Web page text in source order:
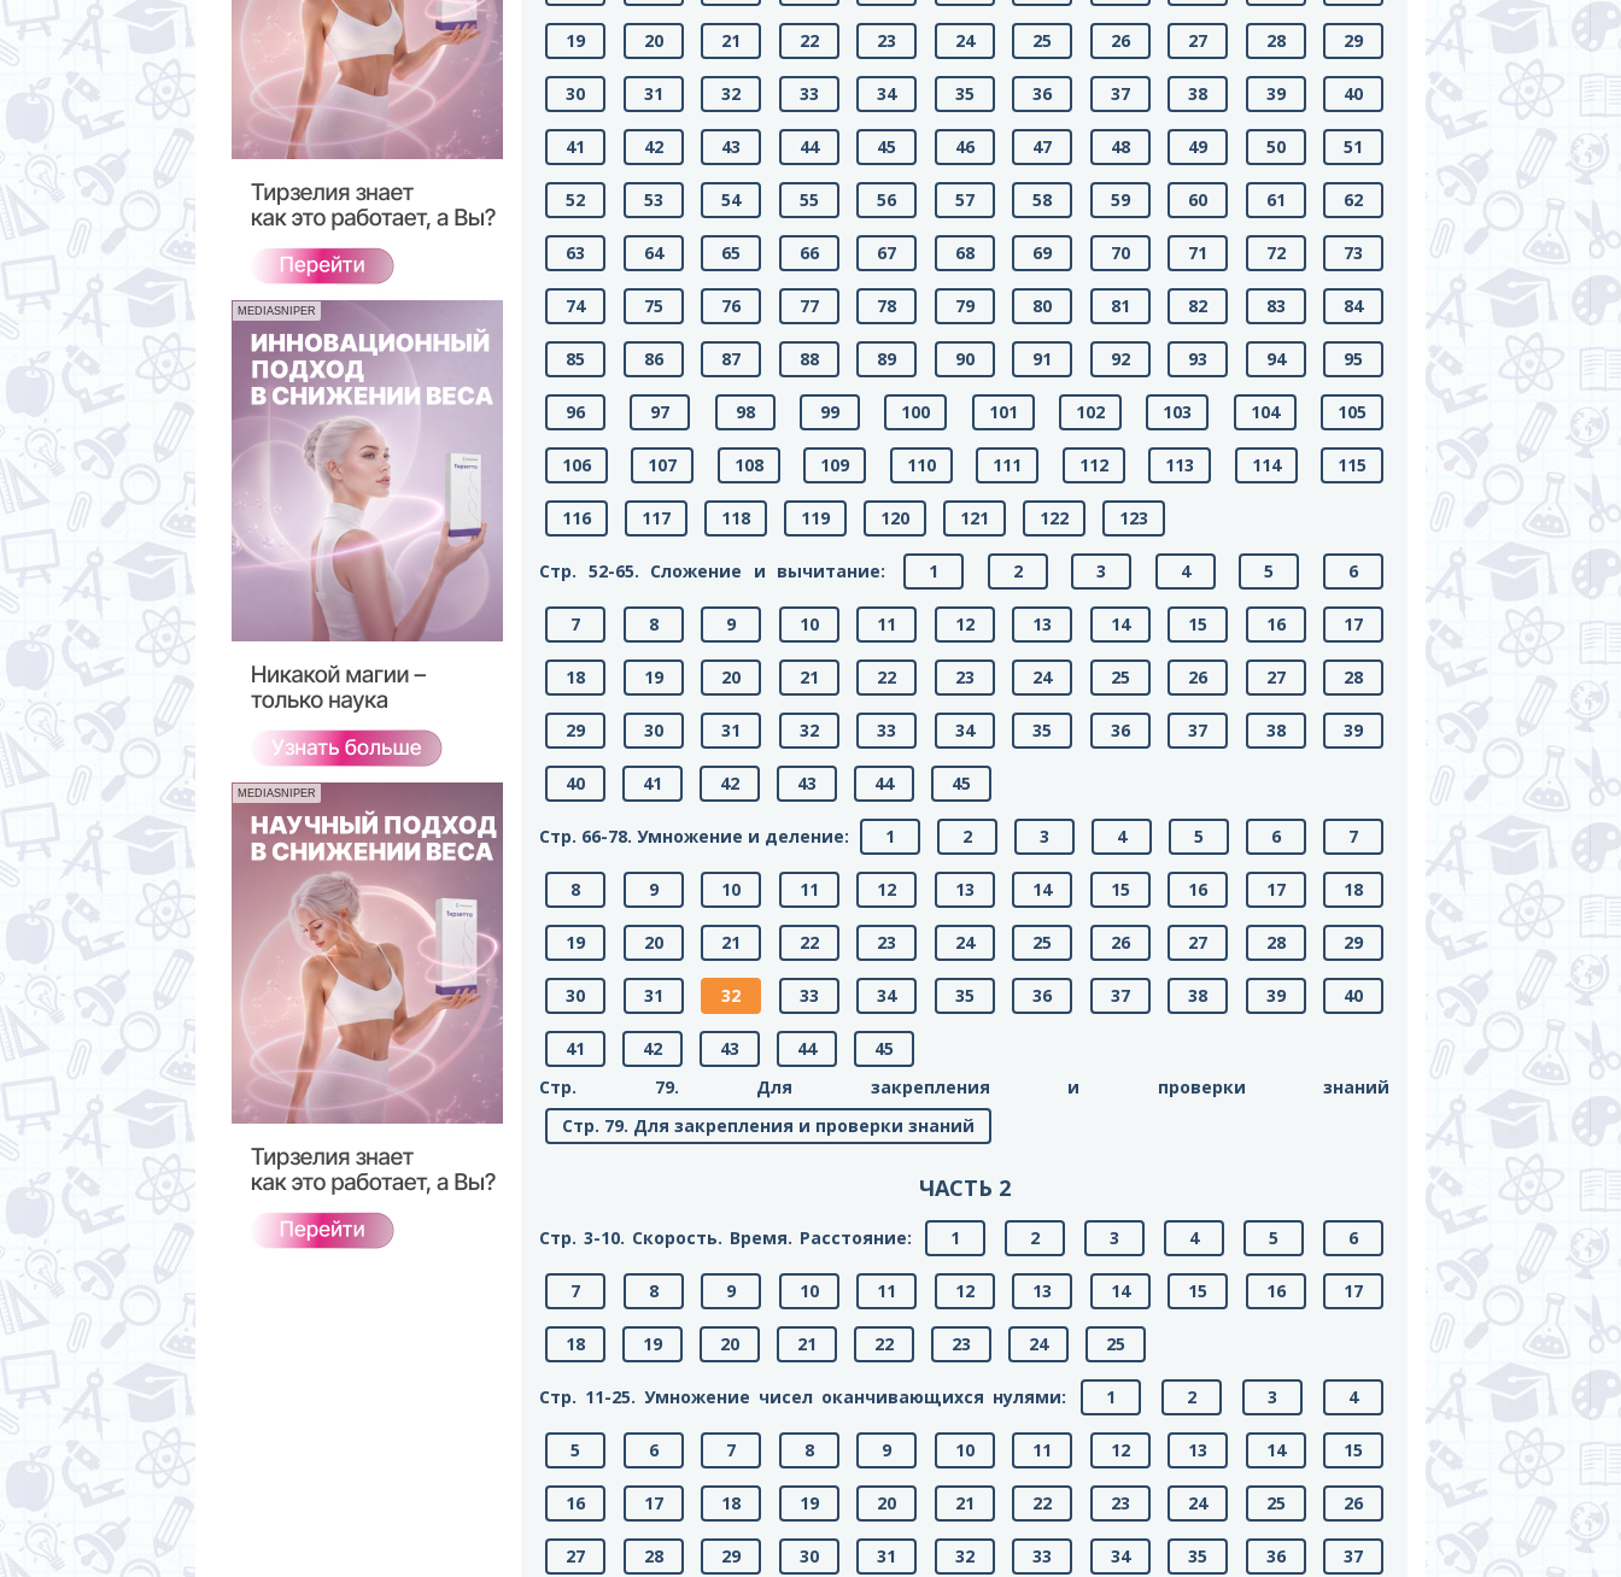
MEDIASNIPER
MEDIASNIPER
19 20 21 22 23 24 25 26 27 28 29
30 31 32 33 34 35 36 37 38 39 40
41 42 43 44 45 46 47 48 49 50 51
52 53 54 55 56 57 58 59 60 61 62
63 64 65 66 67 68 69 70 71 72 73
74 75 76 77 78 79 80 81 82 83 84
85 86 87 88 89 90 91 92 93 94 95
96 97 98 99 100 101 102 103 104 105
106 107 108 109 110 111 112 113 114 115
116 117 118 119 120 121 122 123
Стр. 52-65. Сложение и вычитание: 1 2 3 4 5 6
7 8 9 10 11 12 13 14 15 16 17
18 19 20 21 22 23 24 25 26 27 28
29 30 31 32 33 34 35 36 37 38 39
40 41 42 43 44 45
Стр. 66-78. Умножение и деление: 1 2 3 4 5 6 7
8 9 10 11 12 13 14 15 16 17 18
19 20 21 22 23 24 25 26 27 28 29
30 31 32 33 34 35 36 37 38 39 40
41 42 43 44
45
Стр. 79. Для закрепления и проверки знаний
Стр. 79. Для закрепления и проверки знаний
ЧАСТЬ 2
Стр. 3-10. Скорость. Время. Расстояние: 1 2 3 4 5 6
7 8 9 10 11 12 13 14 15 16 17
18 19 20 21 22 23 24 25
Стр. 11-25. Умножение чисел оканчивающихся нулями: 1 2 3 4
5 6 7 8 9 10 11 12 13 14 15
16 17 18 19 20 21 22 23 24 25 26
27 28 29 30 31 32 33 34 35 36 37